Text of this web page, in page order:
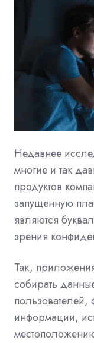
Недавнее
многие и так
продуктов
запущенную
являются
зрения
Так,
собирать
пользователей,
информации,